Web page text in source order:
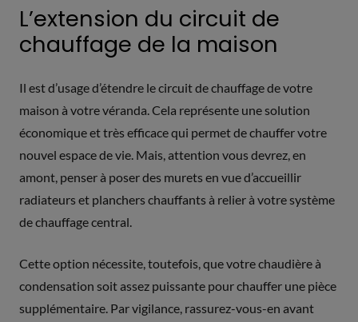
L’extension du circuit de
chauffage de la maison
Il est d’usage d’étendre le circuit de chauffage de votre
maison à votre véranda. Cela représente une solution
économique et très efficace qui permet de chauffer votre
nouvel espace de vie. Mais, attention vous devrez, en
amont, penser à poser des murets en vue d’accueillir
radiateurs et planchers chauffants à relier à votre système
de chauffage central.
Cette option nécessite, toutefois, que votre chaudière à
condensation soit assez puissante pour chauffer une pièce
supplémentaire. Par vigilance, rassurez-vous-en avant